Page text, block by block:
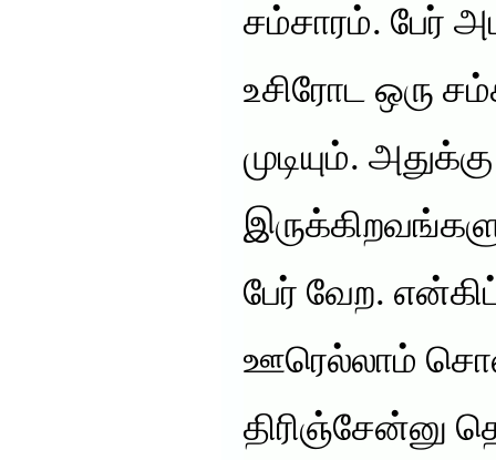
சம்சாரம். பேர்
உசிரோட ஒரு
முடியும்.
பேர் வேற.
ஊரெல்லாம்
திரிஞ்சேன்னு